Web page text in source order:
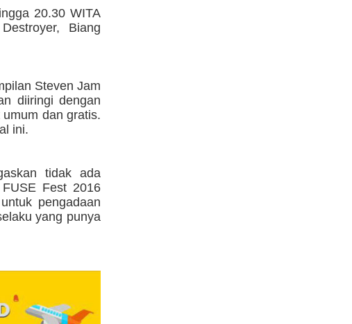
20.30 WITA
Biang
Steven Jam
diiringi dengan
dan gratis.
ini.
tidak ada
Fest 2016
pengadaan
yang punya